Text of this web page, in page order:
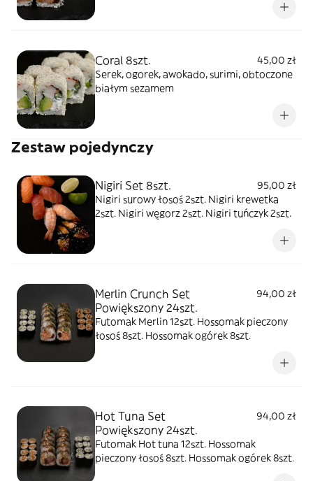
Coral 8szt.
45,00 zł
Serek, ogorek, awokado, surimi, obtoczone
białym sezamem
Zestaw pojedynczy
Nigiri Set 8szt.
95,00 zł
Nigiri surowy łosoś 2szt. Nigiri krewetka
2szt. Nigiri węgorz 2szt. Nigiri tuńczyk 2szt.
Merlin Crunch Set
Powiększony 24szt.
94,00 zł
Futomak Merlin 12szt. Hossomak pieczony
łosoś 8szt. Hossomak ogórek 8szt.
Hot Tuna Set
Powiększony 24szt.
94,00 zł
Futomak Hot tuna 12szt. Hossomak
pieczony łosoś 8szt. Hossomak ogórek 8szt.